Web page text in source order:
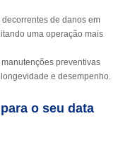
de danos em
uma operação mais
preventivas
e desempenho.
o seu data